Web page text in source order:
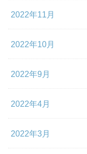
2022年11月
2022年10月
2022年9月
2022年4月
2022年3月